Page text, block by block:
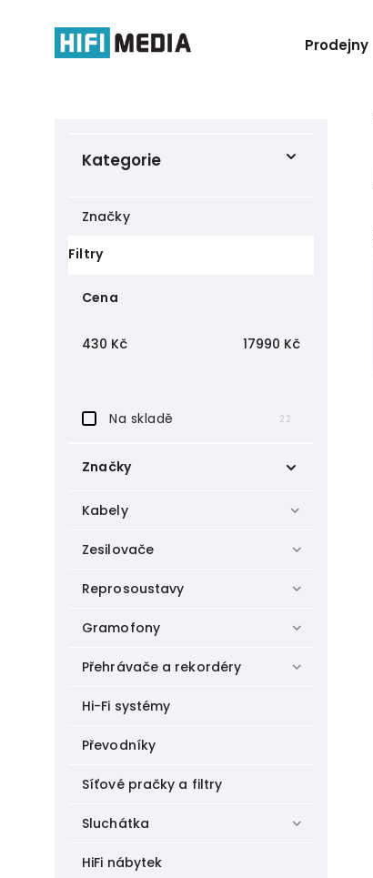
Prodejny
Kategorie
Filtry
Cena
430 Kč 17990 Kč
Na skladě 22
Značky
Bluesound Professional
iPORT
MIKROTIK
Sonos
Kabely
Zesilovače
Reprosoustavy
Gramofony
Přehrávače a rekordéry
Hi-Fi systémy
Převodníky
Síťové pračky a filtry
Sluchátka
HiFi nábytek
Značky